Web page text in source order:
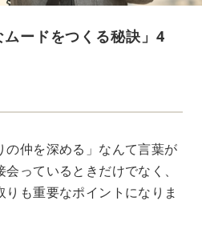
ードをつくる秘訣」4
の仲を深める」なんて言葉が
っているときだけでなく、
も重要なポイントになりま